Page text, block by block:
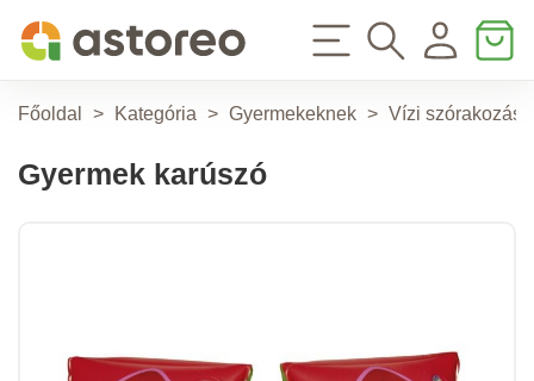
Főoldal > Kategória > Gyermekeknek > Vízi szórakozás
Gyermek karúszó